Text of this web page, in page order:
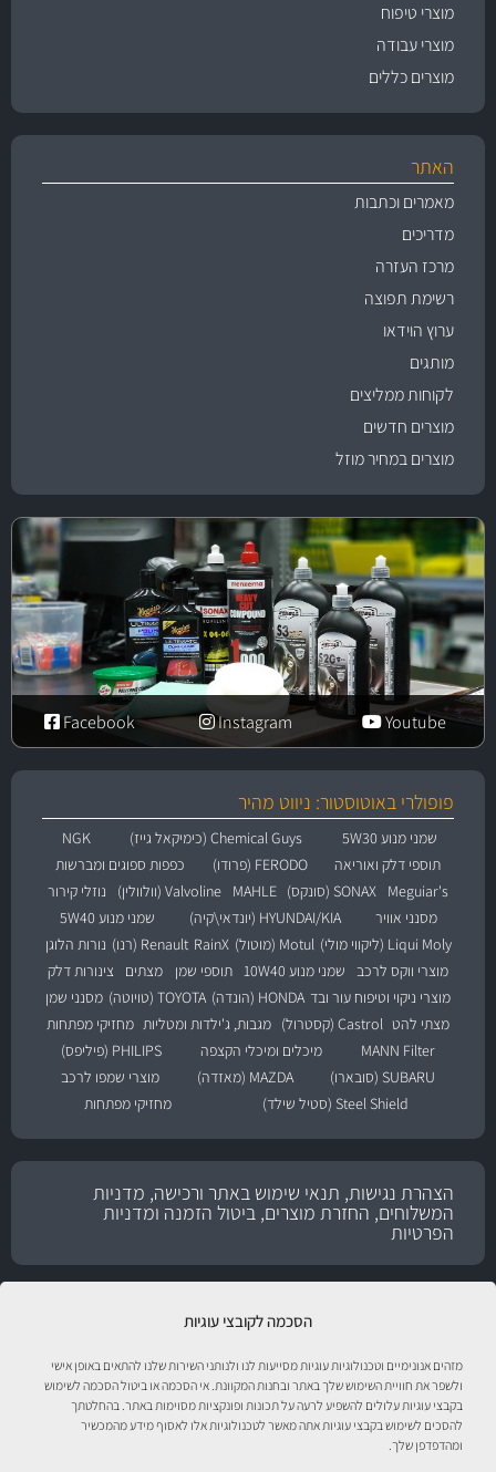
הסכמה לקובצי עוגיות
מזהים אנונימיים וטכנולוגיות עוגיות מסייעות לנו ולנותני השירות שלנו להתאים באופן אישי
ולשפר את חוויית השימוש שלך באתר ובחנות המקוונת. אי הסכמה או ביטול הסכמה לשימוש
בקבצי עוגיות עלולים להשפיע לרעה על תכונות ופונקציות מסוימות באתר. בהחלטתך
להסכים לשימוש בקבצי עוגיות אתה מאשר לטכנולוגיות אלו לאסוף מידע מהמכשיר
ומהדפדפן שלך.
מוצרי טיפוח
מוצרי עבודה
מוצרים כללים
האתר
מאמרים וכתבות
מדריכים
מרכז העזרה
רשימת תפוצה
ערוץ הוידאו
מותגים
לקוחות ממליצים
מוצרים חדשים
מוצרים במחיר מוזל
Youtube
Instagram
Facebook
פופולרי באוטוסטור: ניווט מהיר
שמני מנוע 5W30 Chemical Guys (כימיקאל גייז)
NGK
תוספי דלק ואוריאה
FERODO (פרודו)
כפפות ספוגים ומברשות
Meguiar's
SONAX (סונקס) MAHLE Valvoline (וולוולין)
נוזלי קירור
מסנני אוויר
HYUNDAI/KIA (יונדאי\קיה)
שמני מנוע 5W40
Liqui Moly (ליקווי מולי)
Motul (מוטול) RainX Renault (רנו)
נורות הלוגן
מוצרי ווקס לרכב
שמני מנוע 10W40 תוספי שמן מצתים
צינורות דלק
מוצרי ניקוי וטיפוח עור ובד HONDA (הונדה) TOYOTA (טויוטה)
מסנני שמן
מצתי להט Castrol (קסטרול) מגבות, ג'ילדות ומטליות מחזיקי מפתחות
MANN Filter
מיכלים ומיכלי הקצפה
PHILIPS (פיליפס)
SUBARU (סובארו)
MAZDA (מאזדה)
מוצרי שמפו לרכב
Steel Shield (סטיל שילד)
מחזיקי מפתחות
הצהרת נגישות, תנאי שימוש באתר ורכישה, מדניות
המשלוחים, החזרת מוצרים, ביטול הזמנה ומדניות
הפרטיות